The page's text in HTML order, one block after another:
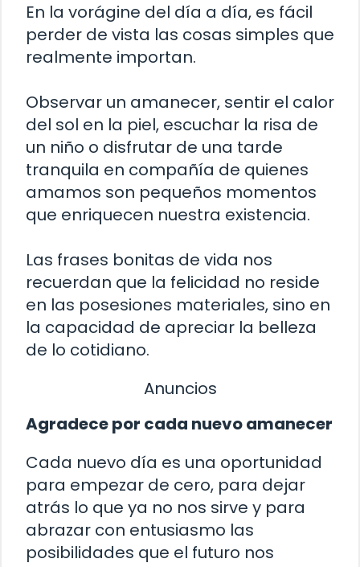
En la vorágine del día a día, es fácil
perder de vista las cosas simples que
realmente importan.
Observar un amanecer, sentir el calor
del sol en la piel, escuchar la risa de
un niño o disfrutar de una tarde
tranquila en compañía de quienes
amamos son pequeños momentos
que enriquecen nuestra existencia.
Las frases bonitas de vida nos
recuerdan que la felicidad no reside
en las posesiones materiales, sino en
la capacidad de apreciar la belleza
de lo cotidiano.
Anuncios
Agradece por cada nuevo amanecer
Cada nuevo día es una oportunidad
para empezar de cero, para dejar
atrás lo que ya no nos sirve y para
abrazar con entusiasmo las
posibilidades que el futuro nos